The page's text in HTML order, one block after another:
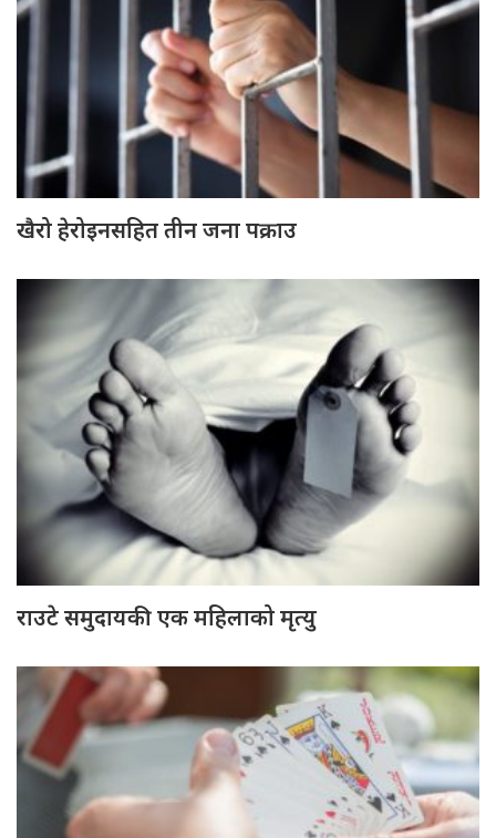
खैरो हेरोइनसहित तीन जना पक्राउ
राउटे समुदायकी एक महिलाको मृत्यु